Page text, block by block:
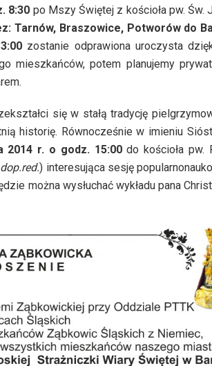
8:30 po Mszy Świętej z kościoła pw. Św.
Tarnów, Braszowice, Potworów do
zostanie odprawiona uroczysta
mieszkańców, potem planujemy
się w stałą tradycję
historię. Równocześnie w imieniu
2014 r. o godz. 15:00do kościoła pw.
) interesująca sesję
można wysłuchać wykładu pana